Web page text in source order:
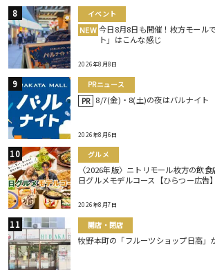
イベント
NEW 今日8月8日も開催！枚方モール
ト」はこんな感じ
2026年8月8日
PRニュース
PR 8/7(金)・8(土)の夜はバルナイト
2026年8月6日
グルメ
〈2026年版〉ニトリモール枚方の飲
日グルメモデルコース【ひらつー広告】
2026年8月7日
開店・閉店
牧野本町の「フルーツショップ日高」